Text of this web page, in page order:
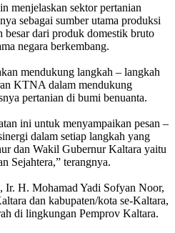
menjelaskan sektor pertanian
sebagai sumber utama produksi
besar dari produk domestik bruto
negara berkembang.
mendukung langkah – langkah
KTNA dalam mendukung
pertanian di bumi benuanta.
ini untuk menyampaikan pesan –
dalam setiap langkah yang
dan Wakil Gubernur Kaltara yaitu
Sejahtera,” terangnya.
H. Mohamad Yadi Sofyan Noor,
dan kabupaten/kota se-Kaltara,
di lingkungan Pemprov Kaltara.